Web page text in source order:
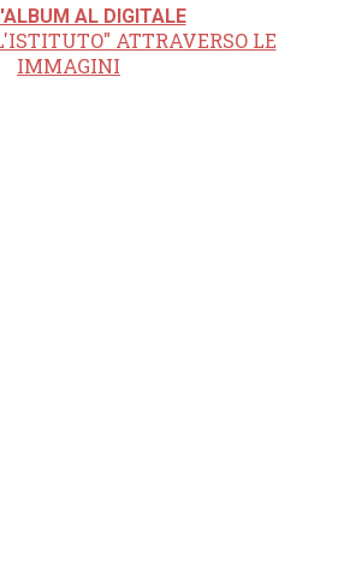
AL DIGITALE
ATTRAVERSO LE
IMMAGINI